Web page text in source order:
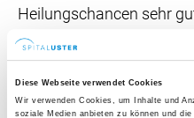
Diese Webseite verwendet Cookies
Wir verwenden Cookies, um Inhalte und
soziale Medien anbieten zu können und
Heilungschancen sehr
«Mit der
Areale in der Prostata